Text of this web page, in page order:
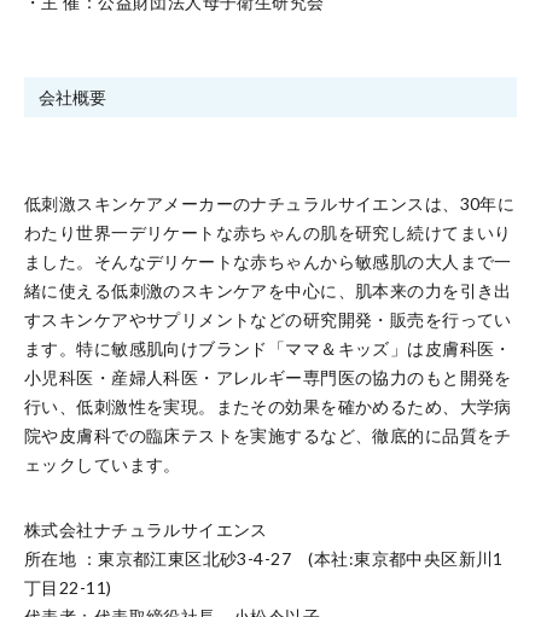
会社概要
低刺激スキンケアメーカーのナチュラルサイエンスは、30年に
わたり世界一デリケートな赤ちゃんの肌を研究し続けてまいり
ました。そんなデリケートな赤ちゃんから敏感肌の大人まで一
緒に使える低刺激のスキンケアを中⼼に、肌本来の⼒を引き出
すスキンケアやサプリメントなどの研究開発・販売を⾏ってい
ます。特に敏感肌向けブランド「ママ＆キッズ」は⽪膚科医・
⼩児科医・産婦⼈科医・アレルギー専門医の協⼒のもと開発を
⾏い、低刺激性を実現。またその効果を確かめるため、⼤学病
院や⽪膚科での臨床テストを実施するなど、徹底的に品質をチ
ェックしています。
株式会社ナチュラルサイエンス
所在地 ：東京都江東区北砂3-4-27 (本社:東京都中央区新川1
丁目22-11)